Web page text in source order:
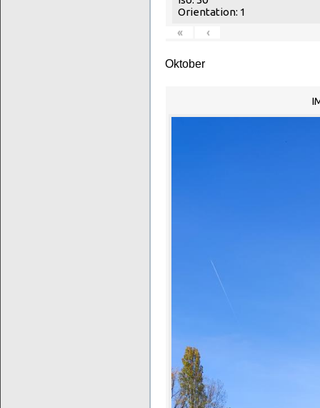
Orientation: 1
«
‹
Oktober